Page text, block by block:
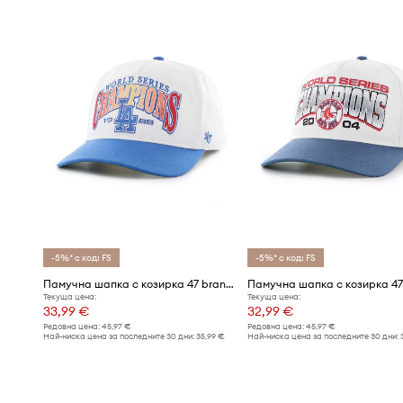
-5%* с код: FS
Памучна шапка с козирка 47 brand MLB Los Angeles Dodgers
Текуща цена:
33,99 €
Редовна цена: 45,97 €
Най-ниска цена за последните 30 дни: 35,99 €
-5%* с код: FS
Текуща цена:
32,99 €
Редовна цена:45,97 €
Най-ниска цена за последните 30 дни: